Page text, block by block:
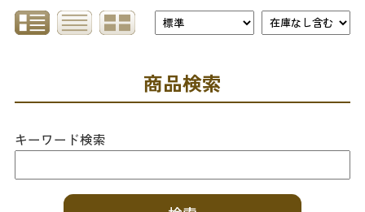
商品検索
キーワード検索